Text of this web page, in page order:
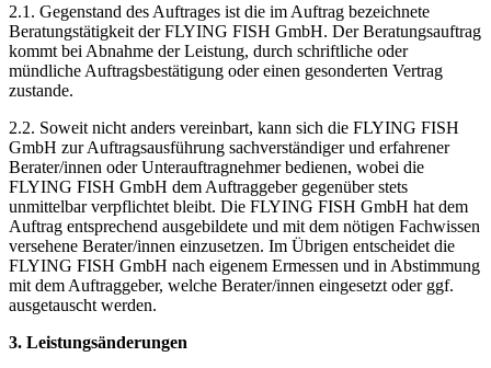
2.1. Gegenstand des Auftrages ist die im Auftrag bezeichnete
Beratungstätigkeit der FLYING FISH GmbH. Der Beratungsauftrag
kommt bei Abnahme der Leistung, durch schriftliche oder
mündliche Auftragsbestätigung oder einen gesonderten Vertrag
zustande.
2.2. Soweit nicht anders vereinbart, kann sich die FLYING FISH
GmbH zur Auftragsausführung sachverständiger und erfahrener
Berater/innen oder Unterauftragnehmer bedienen, wobei die
FLYING FISH GmbH dem Auftraggeber gegenüber stets
unmittelbar verpflichtet bleibt. Die FLYING FISH GmbH hat dem
Auftrag entsprechend ausgebildete und mit dem nötigen Fachwissen
versehene Berater/innen einzusetzen. Im Übrigen entscheidet die
FLYING FISH GmbH nach eigenem Ermessen und in Abstimmung
mit dem Auftraggeber, welche Berater/innen eingesetzt oder ggf.
ausgetauscht werden.
3. Leistungsänderungen